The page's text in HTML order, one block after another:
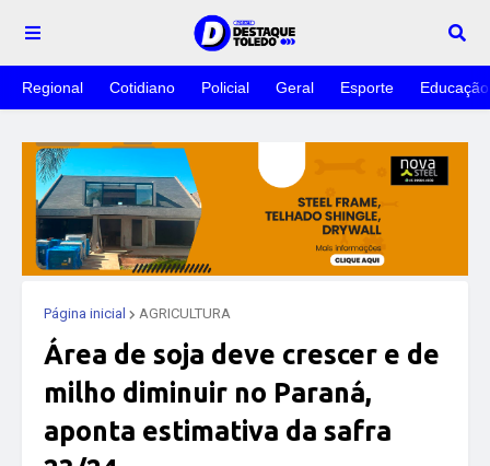
Regional Cotidiano Policial Geral Esporte Educação
Página inicial AGRICULTURA
Área de soja deve crescer e de
milho diminuir no Paraná,
aponta estimativa da safra